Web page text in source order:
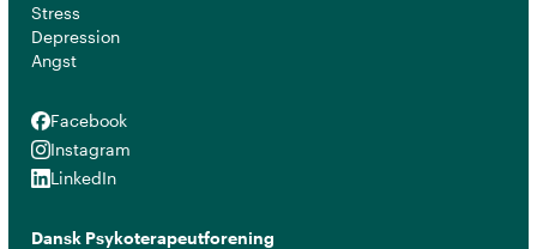
Stress
Depression
Angst
Facebook
Facebook
Instagram
Instagram
LinkedIn
LinkedIn
Dansk Psykoterapeutforening